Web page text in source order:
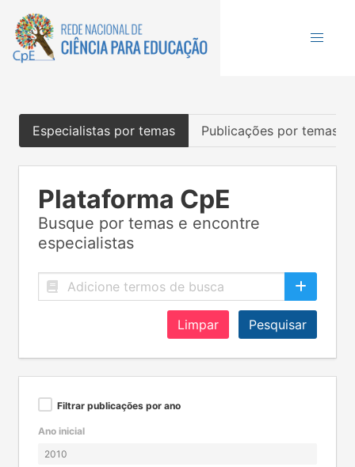
Especialistas por temas Publicações por temas
Plataforma CpE
Busque por temas e encontre
especialistas
Limpar Pesquisar
Filtrar publicações por ano
Ano inicial